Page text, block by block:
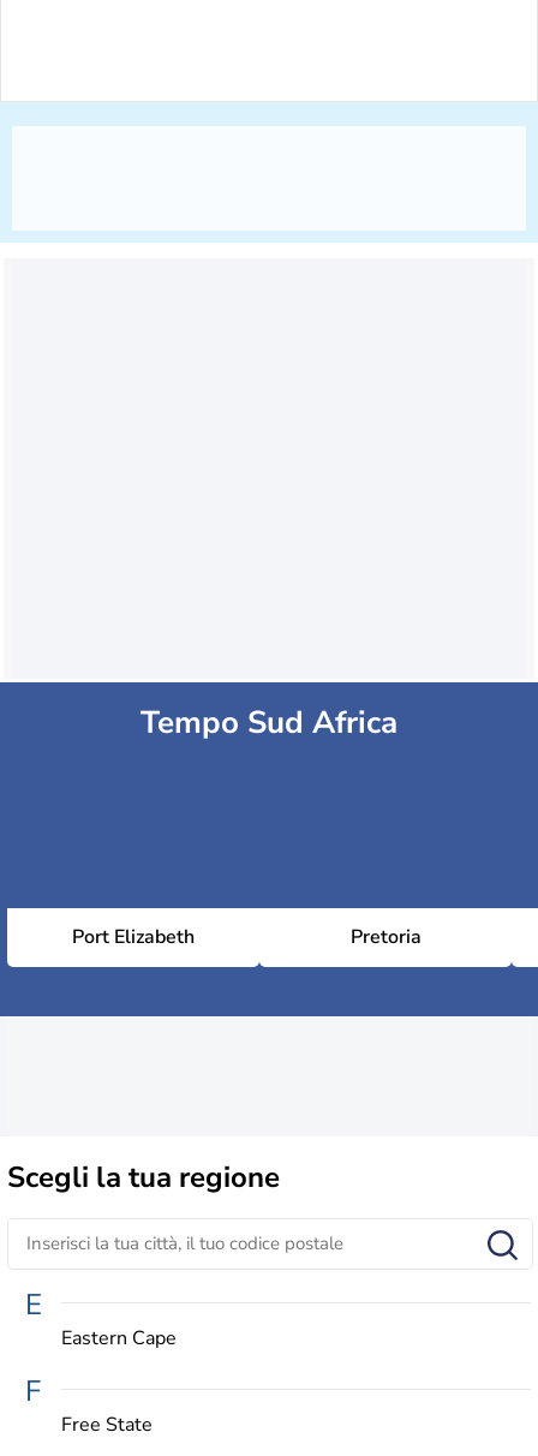
Tempo Sud Africa
Port Elizabeth Pretoria
Scegli la tua regione
E
Eastern Cape
F
Free State